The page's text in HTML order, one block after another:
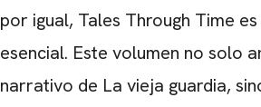
por igual, Tales Through Time
esencial. Este volumen no solo
narrativo de La vieja guardia,